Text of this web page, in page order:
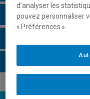
Horaire - Été 2026
d’analyser les
pouvez personnaliser
« Préférences ».